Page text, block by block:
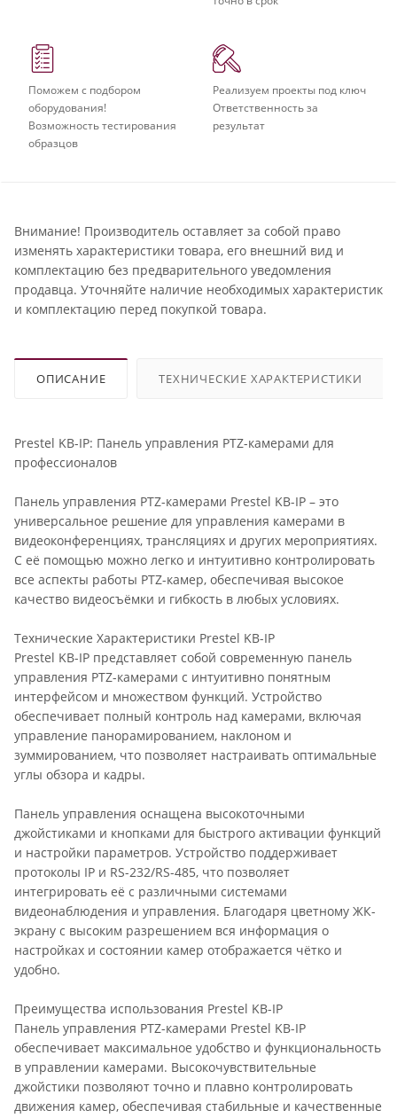
Поможем с подбором
оборудования!
Возможность тестирования
образцов
Реализуем проекты под ключ
Ответственность за
результат
Внимание! Производитель оставляет за собой право
изменять характеристики товара, его внешний вид и
комплектацию без предварительного уведомления
продавца. Уточняйте наличие необходимых характеристик
и комплектацию перед покупкой товара.
ОПИСАНИЕ ТЕХНИЧЕСКИЕ ХАРАКТЕРИСТИКИ
Prestel KB-IP: Панель управления PTZ-камерами для
профессионалов
Панель управления PTZ-камерами Prestel KB-IP – это
универсальное решение для управления камерaми в
видеоконференциях, трансляциях и других мероприятиях.
С её помощью можно легко и интуитивно контролировать
все аспекты работы PTZ-камер, обеспечивая высокое
качество видеосъёмки и гибкость в любых условиях.
Технические Характеристики Prestel KB-IP
Prestel KB-IP представляет собой современную панель
управления PTZ-камерами с интуитивно понятным
интерфейсом и множеством функций. Устройство
обеспечивает полный контроль над камерами, включая
управление панорамированием, наклоном и
зуммированием, что позволяет настраивать оптимальные
углы обзора и кадры.
Панель управления оснащена высокоточными
джойстиками и кнопками для быстрого активации функций
и настройки параметров. Устройство поддерживает
протоколы IP и RS-232/RS-485, что позволяет
интегрировать её с различными системами
видеонаблюдения и управления. Благодаря цветному ЖК-
экрану с высоким разрешением вся информация о
настройках и состоянии камер отображается чётко и
удобно.
Преимущества использования Prestel KB-IP
Панель управления PTZ-камерами Prestel KB-IP
обеспечивает максимальное удобство и функциональность
в управлении камерами. Высокочувствительные
джойстики позволяют точно и плавно контролировать
движения камер, обеспечивая стабильные и качественные